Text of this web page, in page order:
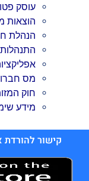
עוסק
הוצאות
הנהלת
מס
חוק
מידע
קישור להורדת